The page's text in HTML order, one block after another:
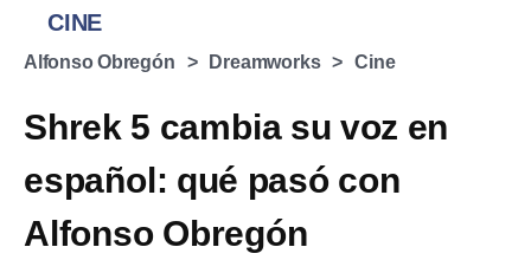
CINE
Alfonso Obregón Dreamworks Cine
Shrek 5 cambia su voz en
español: qué pasó con
Alfonso Obregón